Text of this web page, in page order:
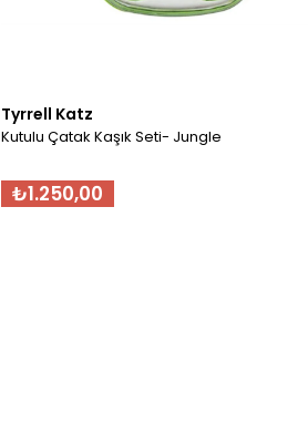
Tyrrell Katz
Kutulu Çatak Kaşık Seti- Jungle
₺1.250,00